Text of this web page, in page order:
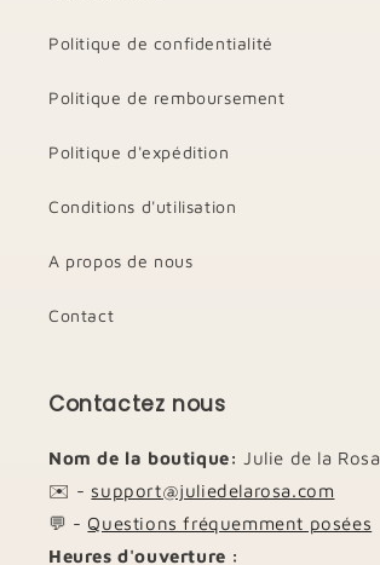
Politique de confidentialité
Politique de remboursement
Politique d'expédition
Conditions d'utilisation
A propos de nous
Contact
Contactez nous
Nom de la boutique: Julie de la Rosa
✉️ - support@juliedelarosa.com
💬 - Questions fréquemment posées
Heures d'ouverture :